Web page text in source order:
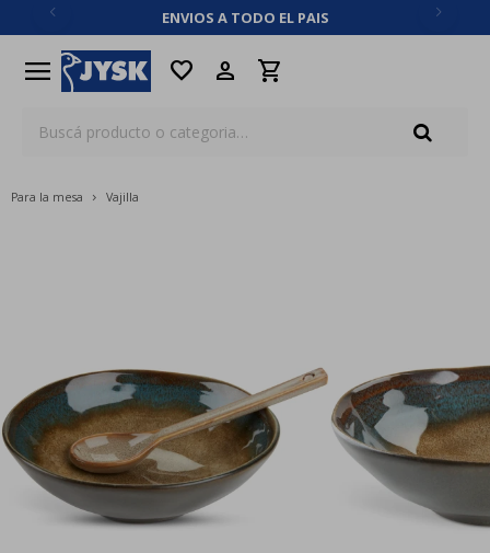
ENVIOS A TODO EL PAIS
menu favorite
Para la mesa Vajilla
close